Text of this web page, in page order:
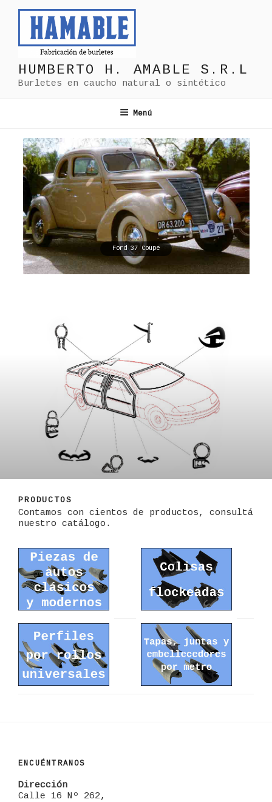
contenido
HUMBERTO H. AMABLE S.R.L
Burletes en caucho natural o sintético
Menú
Ford 37 Coupe
PRODUCTOS
Contamos con cientos de productos, consultá
nuestro catálogo.
ENCUÉNTRANOS
Dirección
Calle 16 Nº 262,